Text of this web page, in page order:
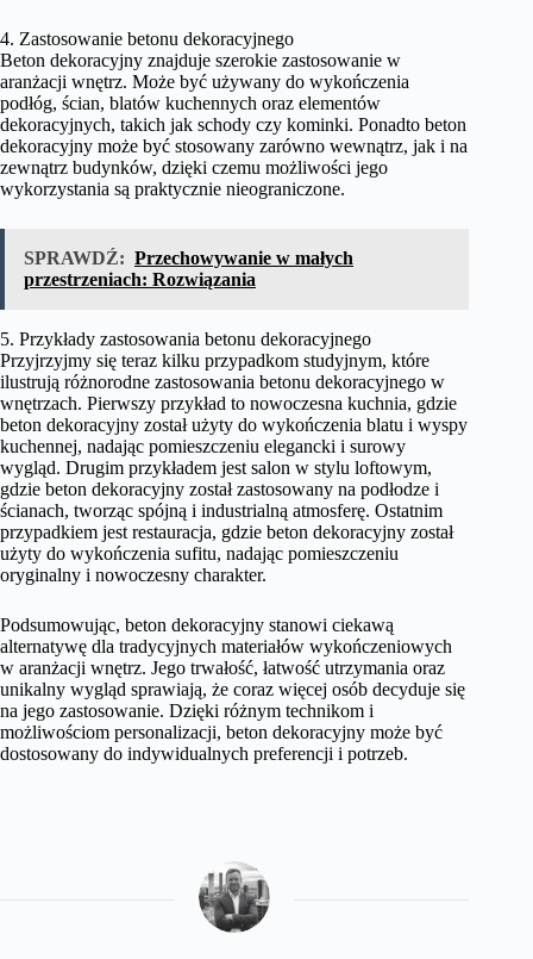
4. Zastosowanie betonu dekoracyjnego
Beton dekoracyjny znajduje szerokie zastosowanie w
aranżacji wnętrz. Może być używany do wykończenia
podłóg, ścian, blatów kuchennych oraz elementów
dekoracyjnych, takich jak schody czy kominki. Ponadto beton
dekoracyjny może być stosowany zarówno wewnątrz, jak i na
zewnątrz budynków, dzięki czemu możliwości jego
wykorzystania są praktycznie nieograniczone.
SPRAWDŹ: Przechowywanie w małych
przestrzeniach: Rozwiązania
5. Przykłady zastosowania betonu dekoracyjnego
Przyjrzyjmy się teraz kilku przypadkom studyjnym, które
ilustrują różnorodne zastosowania betonu dekoracyjnego w
wnętrzach. Pierwszy przykład to nowoczesna kuchnia, gdzie
beton dekoracyjny został użyty do wykończenia blatu i wyspy
kuchennej, nadając pomieszczeniu elegancki i surowy
wygląd. Drugim przykładem jest salon w stylu loftowym,
gdzie beton dekoracyjny został zastosowany na podłodze i
ścianach, tworząc spójną i industrialną atmosferę. Ostatnim
przypadkiem jest restauracja, gdzie beton dekoracyjny został
użyty do wykończenia sufitu, nadając pomieszczeniu
oryginalny i nowoczesny charakter.
Podsumowując, beton dekoracyjny stanowi ciekawą
alternatywę dla tradycyjnych materiałów wykończeniowych
w aranżacji wnętrz. Jego trwałość, łatwość utrzymania oraz
unikalny wygląd sprawiają, że coraz więcej osób decyduje się
na jego zastosowanie. Dzięki różnym technikom i
możliwościom personalizacji, beton dekoracyjny może być
dostosowany do indywidualnych preferencji i potrzeb.